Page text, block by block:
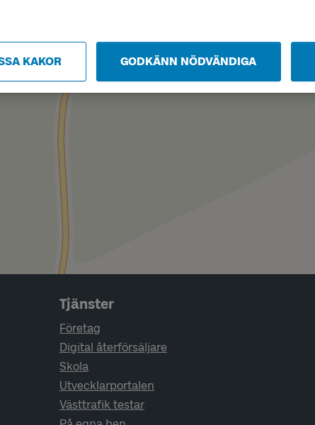
KAKOR GODKÄNN NÖDVÄNDIGA
Tjänster
Företag
Digital återförsäljare
Skola
Utvecklarportalen
Västtrafik testar